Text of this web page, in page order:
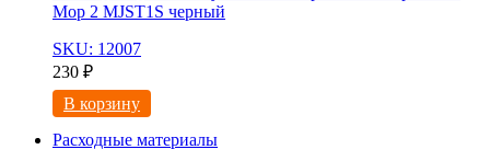
Mop 2 MJST1S черный
SKU: 12007
230 ₽
В корзину
Расходные материалы